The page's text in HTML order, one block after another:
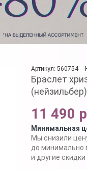
Артикул: 560754
Браслет
11 490
Минимальная
Мы снизили
до минимально
и другие